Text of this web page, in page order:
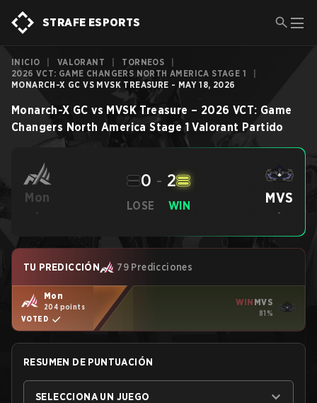
STRAFE ESPORTS
INICIO VALORANT TORNEOS
2026 VCT: GAME CHANGERS NORTH AMERICA STAGE 1
MONARCH-X GC VS MVSK TREASURE - MAY 18, 2026
Monarch-X GC vs MVSK Treasure – 2026 VCT: Game
Changers North America Stage 1 Valorant Partido
Mon
-
LOSE
0 - 2
WIN MVS
-
TU PREDICCIÓN 79 Predicciones
Mon
204 points
VOTED
WIN MVS
81%
RESUMEN DE PUNTUACIÓN
SELECCIONA UN JUEGO